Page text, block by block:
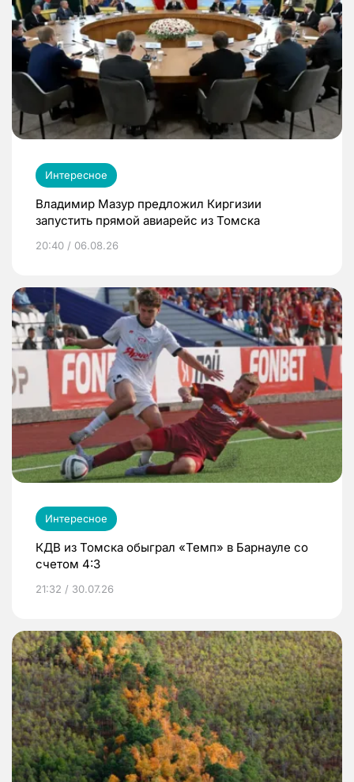
Интересное
Владимир Мазур предложил Киргизии
запустить прямой авиарейс из Томска
20:40 / 06.08.26
Интересное
КДВ из Томска обыграл «Темп» в Барнауле со
счетом 4:3
21:32 / 30.07.26